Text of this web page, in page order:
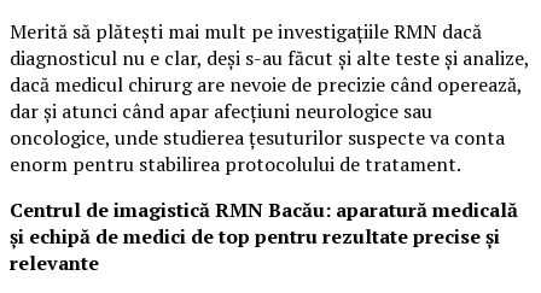
Merită să plătești mai mult pe investigațiile RMN dacă
diagnosticul nu e clar, deși s-au făcut și alte teste și analize,
dacă medicul chirurg are nevoie de precizie când operează,
dar și atunci când apar afecțiuni neurologice sau
oncologice, unde studierea țesuturilor suspecte va conta
enorm pentru stabilirea protocolului de tratament.
Centrul de imagistică RMN Bacău: aparatură medicală
și echipă de medici de top pentru rezultate precise și
relevante